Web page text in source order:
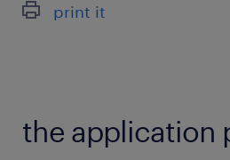
就業時間
分）
print it
the application